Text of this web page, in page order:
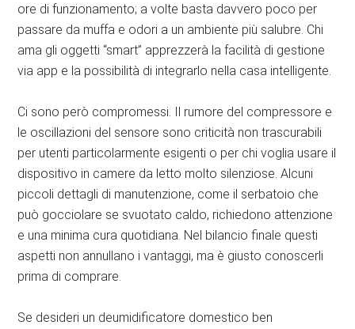
ore di funzionamento; a volte basta davvero poco per
passare da muffa e odori a un ambiente più salubre. Chi
ama gli oggetti “smart” apprezzerà la facilità di gestione
via app e la possibilità di integrarlo nella casa intelligente.
Ci sono però compromessi. Il rumore del compressore e
le oscillazioni del sensore sono criticità non trascurabili
per utenti particolarmente esigenti o per chi voglia usare il
dispositivo in camere da letto molto silenziose. Alcuni
piccoli dettagli di manutenzione, come il serbatoio che
può gocciolare se svuotato caldo, richiedono attenzione
e una minima cura quotidiana. Nel bilancio finale questi
aspetti non annullano i vantaggi, ma è giusto conoscerli
prima di comprare.
Se desideri un deumidificatore domestico ben